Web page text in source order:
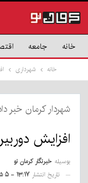
خانه جامعه
خانه شهرداری
شهردار کرمان خبر
افزایش
بوسیله خبرنگار کرمان نو
تاریخ انتشار ۱۳:۱۷ - ۵ شهریور ۱۴۰۲